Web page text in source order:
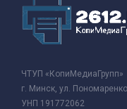
ЧТУП «КопиМедиаГрупп»
г. Минск, ул.
УНП 191772062